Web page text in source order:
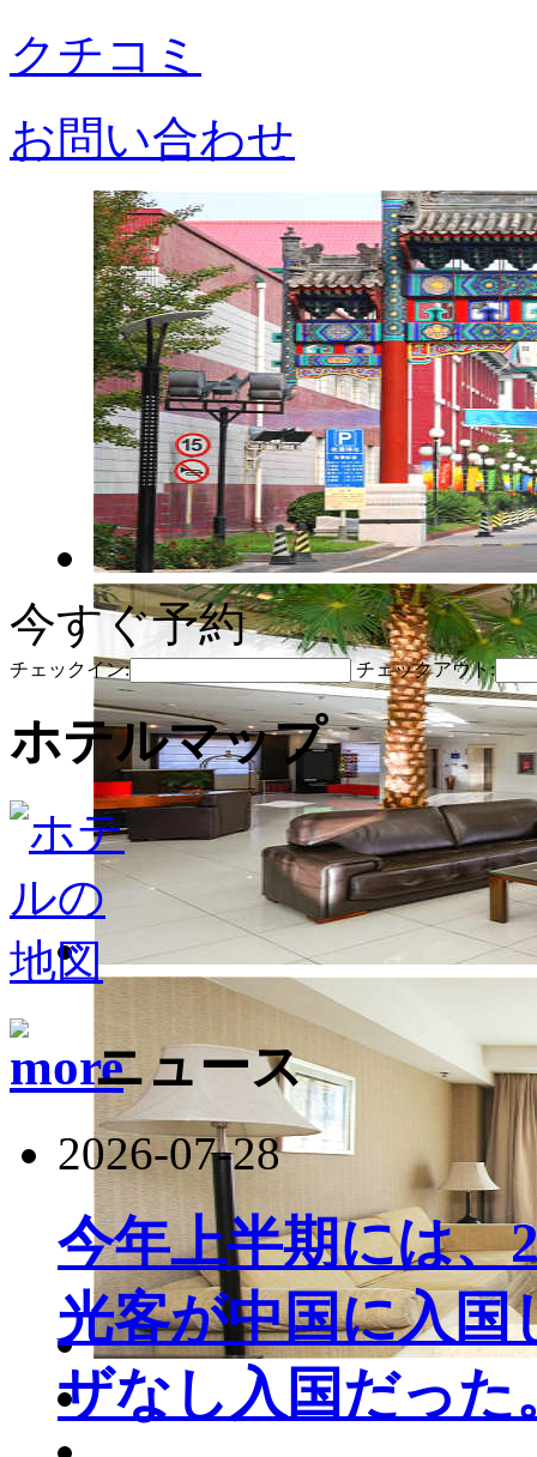
クチコミ
お問い合わせ
今すぐ予約
チェックイン: チェックアウト:
ホテルマップ
ニュース
2026-07-28
今年上半期には、
光客が中国に入国
ザなし入国だった